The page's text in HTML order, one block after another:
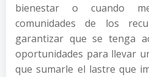
bienestar o cuando
comunidades de los
garantizar que se tenga
oportunidades para llevar
que sumarle el lastre que